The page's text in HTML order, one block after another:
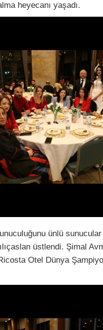
heyecanı yaşadı.
ünlü
üstlendi. Şimal
Otel Dünya